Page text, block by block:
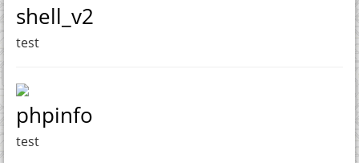
shell_v2
test
phpinfo
test